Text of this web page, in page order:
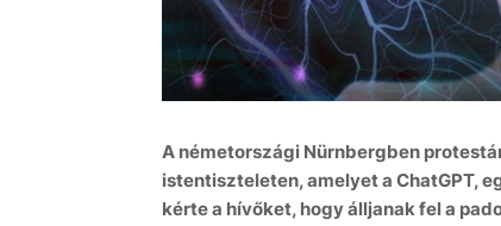
A németországi Nürnbergben
istentiszteleten, amelyet a ChatGPT,
kérte a hívőket, hogy álljanak fel a